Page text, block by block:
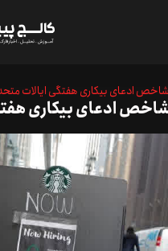
ادعای بیکاری هفتگی ایالات
ادعای بیکاری